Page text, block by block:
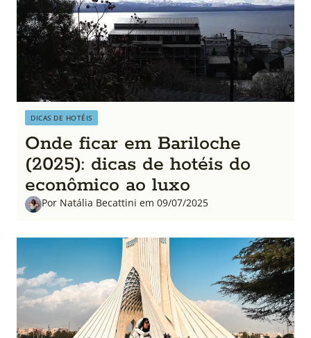
DICAS DE HOTÉIS
Onde ficar em Bariloche
(2025): dicas de hotéis do
econômico ao luxo
Por Natália Becattini em 09/07/2025